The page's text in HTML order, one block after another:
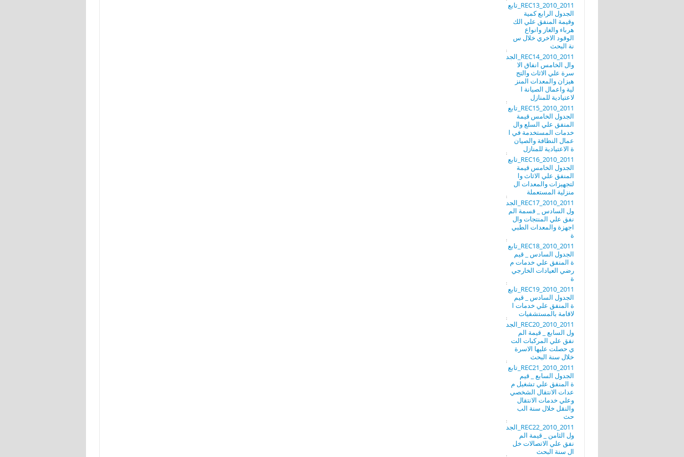
REC13_2010_2011_تابع
الجدول الرابع كمية
وقيمة المنفق علي الك
هرباء والغاز وانواع
الوقود الاخري خلال س
نة البحث
REC14_2010_2011_الجد
وال الخامس انفاق الا
سرة علي الاثاث والتج
هيزان والمعدات المنز
لية واعمال الصيانة ا
لاعتيادية للمنازل
REC15_2010_2011_تابع
الجدول الخامس قيمة
المنفق علي السلع وال
خدمات المستخدمة في ا
عمال النظافة والصيان
ة الاعتيادية للمنازل
REC16_2010_2011_تابع
الجدول الخامس قيمة
المنفق علي الاثاث وا
لتجهيزات والمعدات ال
منزلية المستعملة
REC17_2010_2011_الجد
ول السادس _ قسمة الم
نفق علي المنتجات وال
اجهزة والمعدات الطبي
ة
REC18_2010_2011_تابع
الجدول السادس _ قيم
ة المنفق علي خدمات م
رضي العيادات الخارجي
ة
REC19_2010_2011_تابع
الجدول السادس _ قيم
ة المنفق علي خدمات ا
لاقامة بالمستشفيات
REC20_2010_2011_الجد
ول السابع _ قيمة الم
نفق علي المركبات الت
ي حصلت عليها الاسرة
خلال سنة البحث
REC21_2010_2011_تابع
الجدول السابع _ قيم
ة المنفق علي تشغيل م
عدات الانتقال الشخصي
وعلي خدمات الانتقال
والنقل خلال سنة الب
حث
REC22_2010_2011_الجد
ول الثامن _ قيمة الم
نفق علي الاتصالات خل
ال سنة البحث